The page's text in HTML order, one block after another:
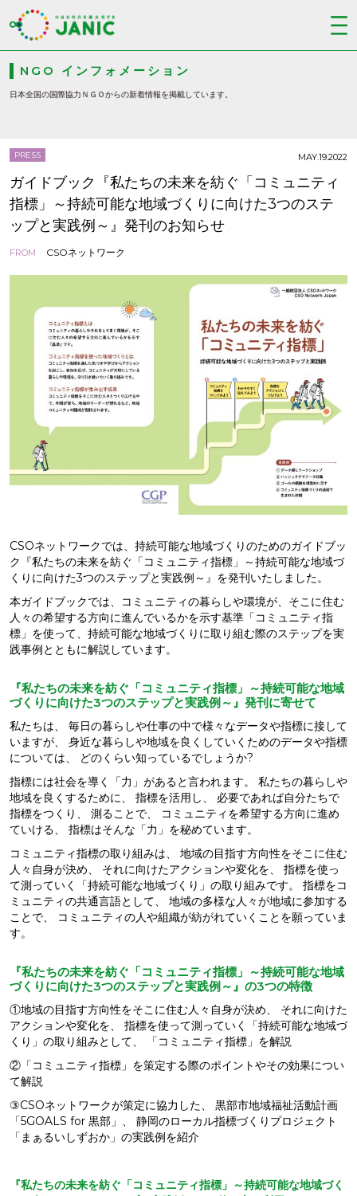
NGO インフォメーション
日本全国の国際協力ＮＧＯからの新着情報を掲載しています。
PRESS
ガイドブック『私たちの未来を紡ぐ「コミュニティ
指標」～持続可能な地域づくりに向けた3つのステ
ップと実践例～』発刊のお知らせ
FROM CSOネットワーク
MAY.19.2022
CSOネットワークでは、持続可能な地域づくりのためのガイドブッ
ク『私たちの未来を紡ぐ「コミュニティ指標」～持続可能な地域づ
くりに向けた3つのステップと実践例～』を発刊いたしました。
本ガイドブックでは、コミュニティの暮らしや環境が、そこに住む
人々の希望する方向に進んでいるかを示す基準「コミュニティ指
標」を使って、持続可能な地域づくりに取り組む際のステップを実
践事例とともに解説しています。
『私たちの未来を紡ぐ「コミュニティ指標」～持続可能な地域
づくりに向けた3つのステップと実践例～』発刊に寄せて
私たちは、 毎日の暮らしや仕事の中で様々なデータや指標に接して
いますが、 身近な暮らしや地域を良くしていくためのデータや指標
については、 どのくらい知っているでしょうか?
指標には社会を導く「力」があると言われます。 私たちの暮らしや
地域を良くするために、 指標を活用し、 必要であれば自分たちで
指標をつくり、 測ることで、 コミュニティを希望する方向に進め
ていける、 指標はそんな「力」を秘めています。
コミュニティ指標の取り組みは、 地域の目指す方向性をそこに住む
人々自身が決め、 それに向けたアクションや変化を、 指標を使っ
て測っていく「持続可能な地域づくり」の取り組みです。 指標をコ
ミュニティの共通言語として、 地域の多様な人々が地域に参加する
ことで、 コミュニティの人や組織が紡がれていくことを願っていま
す。
『私たちの未来を紡ぐ「コミュニティ指標」～持続可能な地域
づくりに向けた3つのステップと実践例～』の3つの特徴
①地域の目指す方向性をそこに住む人々自身が決め、 それに向けた
アクションや変化を、 指標を使って測っていく「持続可能な地域づ
くり」の取り組みとして、 「コミュニティ指標」を解説
②「コミュニティ指標」を策定する際のポイントやその効果につい
て解説
③CSOネットワークが策定に協力した、 黒部市地域福祉活動計画
「5GOALS for 黒部」、 静岡のローカル指標づくりプロジェクト
「まぁるいしずおか」の実践例を紹介
『私たちの未来を紡ぐ「コミュニティ指標」～持続可能な地域づく